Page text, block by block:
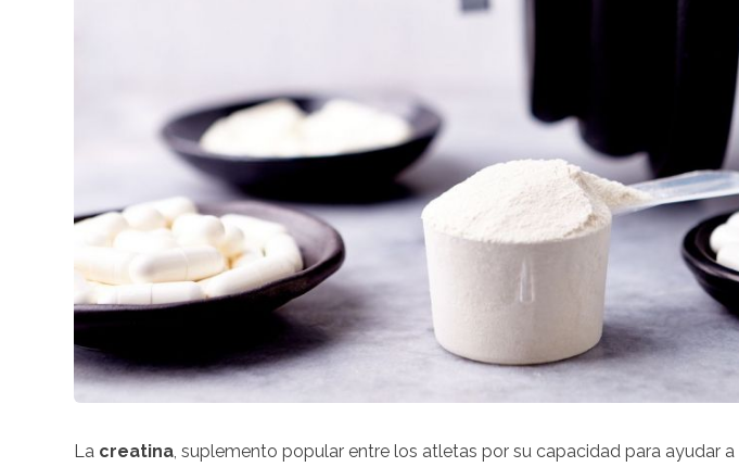
La creatina , suplemento popular entre los atletas por su capacidad para ayudar a